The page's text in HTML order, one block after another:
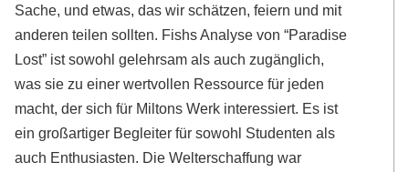
Sache, und etwas, das wir schätzen, feiern und mit
anderen teilen sollten. Fishs Analyse von “Paradise
Lost” ist sowohl gelehrsam als auch zugänglich,
was sie zu einer wertvollen Ressource für jeden
macht, der sich für Miltons Werk interessiert. Es ist
ein großartiger Begleiter für sowohl Studenten als
auch Enthusiasten. Die Welterschaffung war